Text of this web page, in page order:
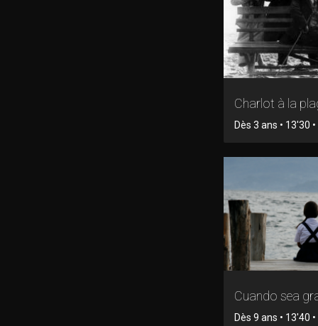
Charlot à la
Dès 3 ans • 13'30
Cuando sea
Dès 9 ans • 13'40